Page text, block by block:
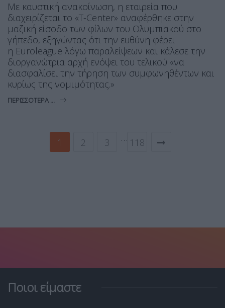
Με καυστική ανακοίνωση, η εταιρεία που
διαχειρίζεται το «T-Center» αναφέρθηκε στην
μαζική είσοδο των φίλων του Ολυμπιακού στο
γήπεδο, εξηγώντας ότι την ευθύνη φέρει
η Euroleague λόγω παραλείψεων και κάλεσε την
διοργανώτρια αρχή ενόψει του τελικού «να
διασφαλίσει την τήρηση των συμφωνηθέντων και
κυρίως της νομιμότητας.»
ΠΕΡΙΣΣΌΤΕΡΑ ...
1 2 3 … 118
Ποιοι είμαστε